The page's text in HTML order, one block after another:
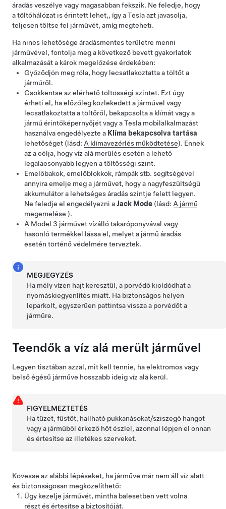
áradás veszélye vagy magasabban fekszik. Ne feledje, hogy
a töltőhálózat is érintett lehet,, így a Tesla azt javasolja,
teljesen töltse fel járművét, amíg megteheti.
Ha nincs lehetősége áradásmentes területre menni
járművével, fontolja meg a következő bevett gyakorlatok
alkalmazását a károk megelőzése érdekében:
Győződjön meg róla, hogy lecsatlakoztatta a töltőt a
járműről.
Csökkentse az elérhető töltösségi szintet. Ezt úgy
érheti el, ha előzőleg közlekedett a járművel vagy
lecsatlakoztatta a töltőről, bekapcsolta a klímát vagy a
jármű érintőképernyőjét vagy a Tesla mobilalkalmazást
használva engedélyezte a Klíma bekapcsolva tartása
lehetőséget (lásd: A klímavezérlés működtetése). Ennek
az a célja, hogy víz alá merülés esetén a lehető
legalacsonyabb legyen a töltösségi szint.
Emelőbakok, emelőblokkok, rámpák stb. segítségével
annyira emelje meg a járművet, hogy a nagyfeszültségű
akkumulátor a lehetséges áradás szintje felett legyen.
Ne feledje el engedélyezni aJack Mode (lásd: A jármű
megemelése ).
A Model 3 járművet vízálló takaróponyvával vagy
hasonló termékkel lássa el, melyet a jármű áradás
esetén történő védelmére terveztek.
MEGJEGYZÉS
Ha mély vízen hajt keresztül, a porvédő kioldódhat a
nyomáskiegyenlítés miatt. Ha biztonságos helyen
leparkolt, egyszerűen pattintsa vissza a porvédőt a
járműre.
Teendők a víz alá merült járművel
Legyen tisztában azzal, mit kell tennie, ha elektromos vagy
belső égésű járműve hosszabb ideig víz alá kerül.
FIGYELMEZTETÉS
Ha tüzet, füstöt, hallható pukkanásokat/sziszegő hangot
vagy a járműből érkező hőt észlel, azonnal lépjen el onnan
és értesítse az illetékes szerveket.
Kövesse az alábbi lépéseket, ha járműve már nem áll víz alatt
és biztonságosan megközelíthető:
Úgy kezelje járművét, mintha balesetben vett volna
részt és értesítse a biztosítóját.